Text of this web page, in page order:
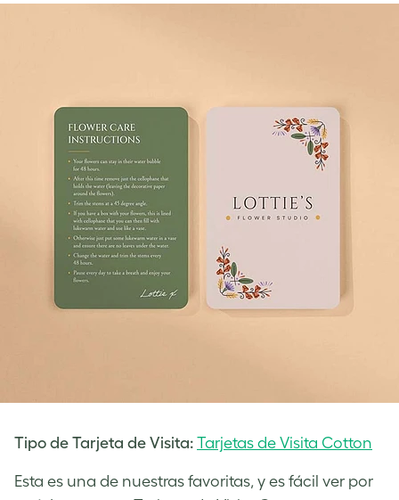
Tipo de Tarjeta de Visita: Tarjetas de Visita Cotton
Esta es una de nuestras favoritas, y es fácil ver por